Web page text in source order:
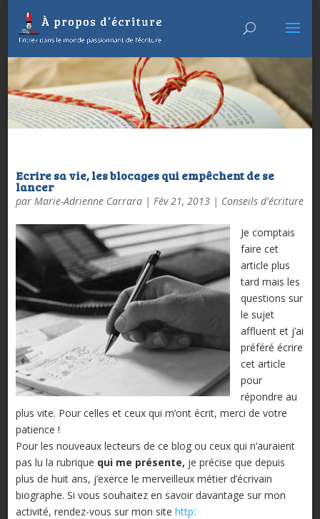
Ecrire sa vie, les blocages qui empêchent de se
lancer
par Marie-Adrienne Carrara| Fév 21, 2013| Conseils d'écriture
Je comptais
faire cet
article plus
tard mais les
questions sur
le sujet
affluent et j’ai
préféré écrire
cet article
pour
répondre au
plus vite. Pour celles et ceux qui m’ont écrit, merci de votre
patience !
Pour les nouveaux lecteurs de ce blog ou ceux qui n’auraient
pas lu la rubrique qui me présente, je précise que depuis
plus de huit ans, j’exerce le merveilleux métier d’écrivain
biographe. Si vous souhaitez en savoir davantage sur mon
activité, rendez-vous sur mon site http: